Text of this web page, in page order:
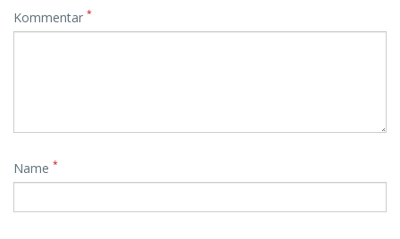
Kommentar *
Name *